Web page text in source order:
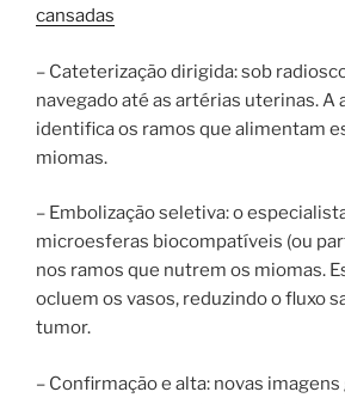
cansadas
– Cateterização dirigida: sob
navegado até as artérias uterinas. A
identifica os ramos que alimentam
miomas.
– Embolização seletiva: o
microesferas biocompatíveis (ou
nos ramos que nutrem os miomas.
ocluem os vasos, reduzindo o fluxo
tumor.
– Confirmação e alta: novas